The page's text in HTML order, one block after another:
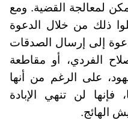
لمعالجة القضية. ومع
ذلك من خلال الدعوة
إلى إرسال الصدقات
الفردي، أو مقاطعة
على الرغم من أنها
لن تنهي الإبادة
الهائج.